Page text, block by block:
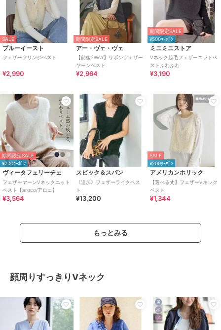
SALE
ブルーイースト
フェザーフリンジベスト
¥2,990
期間限定SALE
アー・ヴェ・ヴェ
【前後2WAY】リボンフェザー
ヤーンベスト
¥2,964
期間限定SALE
¥500ｸｰﾎﾟﾝ
ミニミニストア
Vネック起毛フェザーニットベ
ストふわふわ
¥3,190
期間限定SALE
¥200ｸｰﾎﾟﾝ
ヴィータフェリーチェ
フェザーヤーンVネックニット
ベスト【aroco/アロコ】
¥3,564
スピック＆スパン
《追加》フェザーライクベス
ト
¥13,200
SALE
¥200ｸｰﾎﾟﾝ
アメリカンホリック
【選べる丈】フェザーVネック
ベスト
¥1,344
もっとみる
顔周りすっきりVネック